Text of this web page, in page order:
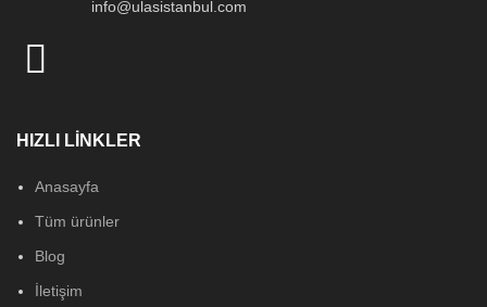
info@ulasistanbul.com
HIZLI LİNKLER
Anasayfa
Tüm ürünler
Blog
İletişim